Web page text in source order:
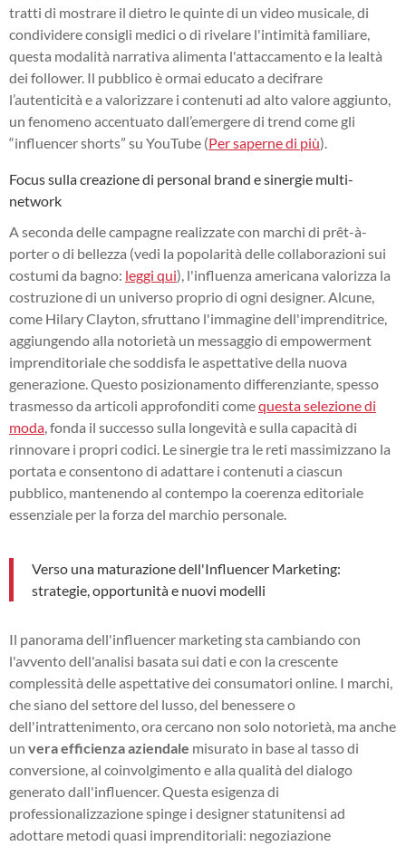
tratti di mostrare il dietro le quinte di un video musicale, di
condividere consigli medici o di rivelare l'intimità familiare,
questa modalità narrativa alimenta l'attaccamento e la lealtà
dei follower. Il pubblico è ormai educato a decifrare
l’autenticità e a valorizzare i contenuti ad alto valore aggiunto,
un fenomeno accentuato dall’emergere di trend come gli
“influencer shorts” su YouTube (Per saperne di più).
Focus sulla creazione di personal brand e sinergie multi-
network
A seconda delle campagne realizzate con marchi di prêt-à-
porter o di bellezza (vedi la popolarità delle collaborazioni sui
costumi da bagno: leggi qui), l'influenza americana valorizza la
costruzione di un universo proprio di ogni designer. Alcune,
come Hilary Clayton, sfruttano l'immagine dell'imprenditrice,
aggiungendo alla notorietà un messaggio di empowerment
imprenditoriale che soddisfa le aspettative della nuova
generazione. Questo posizionamento differenziante, spesso
trasmesso da articoli approfonditi comequesta selezione di
moda , fonda il successo sulla longevità e sulla capacità di
rinnovare i propri codici. Le sinergie tra le reti massimizzano la
portata e consentono di adattare i contenuti a ciascun
pubblico, mantenendo al contempo la coerenza editoriale
essenziale per la forza del marchio personale.
Verso una maturazione dell'Influencer Marketing:
strategie, opportunità e nuovi modelli
Il panorama dell'influencer marketing sta cambiando con
l'avvento dell'analisi basata sui dati e con la crescente
complessità delle aspettative dei consumatori online. I marchi,
che siano del settore del lusso, del benessere o
dell'intrattenimento, ora cercano non solo notorietà, ma anche
un vera efficienza aziendale misurato in base al tasso di
conversione, al coinvolgimento e alla qualità del dialogo
generato dall'influencer. Questa esigenza di
professionalizzazione spinge i designer statunitensi ad
adottare metodi quasi imprenditoriali: negoziazione